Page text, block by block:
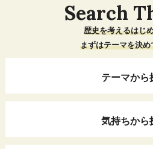
Search
歴史を考えるはじ
まずはテーマを決め
テーマから
気持ちから